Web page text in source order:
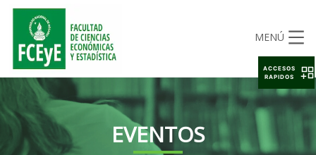
MENÚ
EVENTOS
ACCESOS
RAPIDOS